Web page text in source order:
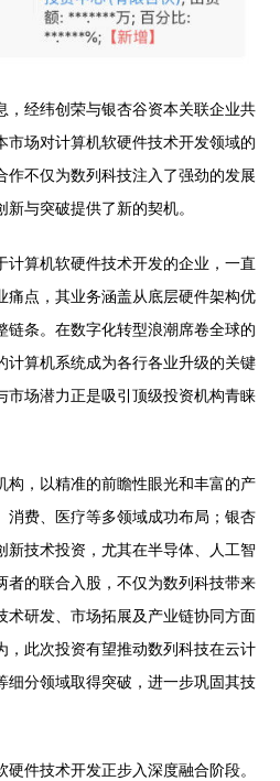
，经纬创荣与银杏谷资本关联企业共
市场对计算机软硬件技术开发领域的
作不仅为数列科技注入了强劲的发展
与突破提供了新的契机。
计算机软硬件技术开发的企业，一直
痛点，其业务涵盖从底层硬件架构优
链条。在数字化转型浪潮席卷全球的
计算机系统成为各行各业升级的关键
市场潜力正是吸引顶级投资机构青睐
构，以精准的前瞻性眼光和丰富的产
消费、医疗等多领域成功布局；银杏
新技术投资，尤其在半导体、人工智
者的联合入股，不仅为数列科技带来
术研发、市场拓展及产业链协同方面
，此次投资有望推动数列科技在云计
细分领域取得突破，进一步巩固其技
件技术开发正步入深度融合阶段。